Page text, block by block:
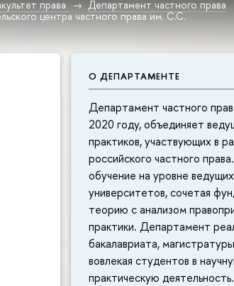
права
Департамент частного права
центра частного права им. С.С.
О ДЕПАРТАМЕНТЕ
Департамент частного
2020 году, объединяет
практиков, участвующих в
российского частного
обучение на уровне
университетов, сочетая
теорию с анализом
практики. Департамент
бакалавриата,
вовлекая студентов в
практическую деятельность.